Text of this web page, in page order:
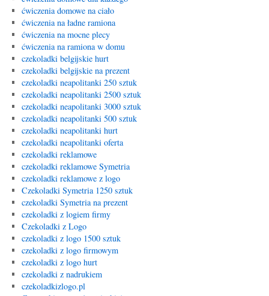
ćwiczenia domowe na ciało
ćwiczenia na ładne ramiona
ćwiczenia na mocne plecy
ćwiczenia na ramiona w domu
czekoladki belgijskie hurt
czekoladki belgijskie na prezent
czekoladki neapolitanki 250 sztuk
czekoladki neapolitanki 2500 sztuk
czekoladki neapolitanki 3000 sztuk
czekoladki neapolitanki 500 sztuk
czekoladki neapolitanki hurt
czekoladki neapolitanki oferta
czekoladki reklamowe
czekoladki reklamowe Symetria
czekoladki reklamowe z logo
Czekoladki Symetria 1250 sztuk
czekoladki Symetria na prezent
czekoladki z logiem firmy
Czekoladki z Logo
czekoladki z logo 1500 sztuk
czekoladki z logo firmowym
czekoladki z logo hurt
czekoladki z nadrukiem
czekoladkizlogo.pl